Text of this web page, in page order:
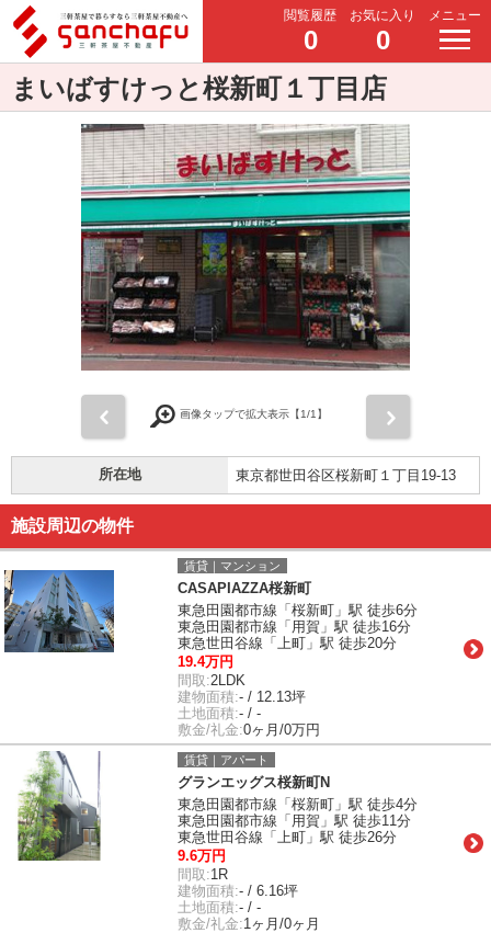
閲覧履歴
0
お気に入り
0
メニュー
まいばすけっと桜新町１丁目店
画像タップで拡大表示【1/1】
所在地 東京都世田谷区桜新町１丁目19-13
施設周辺の物件
賃貸｜マンション
CASAPIAZZA桜新町
東急田園都市線「桜新町」駅 徒歩6分
東急田園都市線「用賀」駅 徒歩16分
東急世田谷線「上町」駅 徒歩20分
19.4万円
間取:2LDK
建物面積:- / 12.13坪
土地面積:- / -
敷金/礼金:0ヶ月/0万円
賃貸｜アパート
グランエッグス桜新町N
東急田園都市線「桜新町」駅 徒歩4分
東急田園都市線「用賀」駅 徒歩11分
東急世田谷線「上町」駅 徒歩26分
9.6万円
間取:1R
建物面積:- / 6.16坪
土地面積:- / -
敷金/礼金:1ヶ月/0ヶ月